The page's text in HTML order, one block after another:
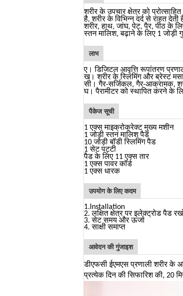
शरीर के उपचार क्षेत्र को
है, शरीर के विभिन्न दर्द से राहत
शरीर, हाथ, जांघ, पेट, पैर, पीठ के
स्तन मालिश, बढ़ाने के लिए 1 जोड़ी
लाभ
ए। डिजिटल आवृत्ति रूपांतरण
ख। शरीर के स्लिमिंग और ब्रेस्ट
सी। गैर-सर्जिकल, गैर-आक्रामक,
घ। पैरामीटर को स्थापित करने के
पैकेज सूची
1 एक्स माइक्रोक्रेक्ट मुख्य मशीन
1 जोड़ी स्तन मालिश पैड
10 जोड़ी बॉडी स्लिमिंग पैड
1 सेट पट्टी
पैड के लिए 11 एक्स तार
1 एक्स पावर कॉर्ड
1 एक्स धारक
उपयोग के लिए कदम
1.Installation
2. लक्षित क्षेत्र पर इलेक्ट्रोड पैड
3. सेट समय और ऊर्जा
4. साक्षी समाप्त
आवेदन की गुंजाइश
डीएफसी ईएमएस प्रणाली शरीर
प्रत्येक दिन की सिफारिश की, 20